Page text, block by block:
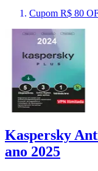
Cupom R$ 80
Kaspersky
ano 2025